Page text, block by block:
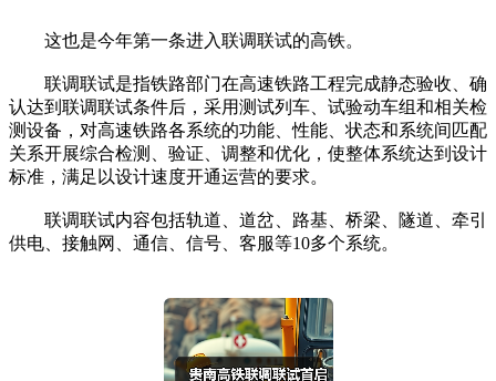
这也是今年第一条进入联调联试的高铁。
联调联试是指铁路部门在高速铁路工程完成静态验收、确
认达到联调联试条件后，采用测试列车、试验动车组和相关检
测设备，对高速铁路各系统的功能、性能、状态和系统间匹配
关系开展综合检测、验证、调整和优化，使整体系统达到设计
标准，满足以设计速度开通运营的要求。
联调联试内容包括轨道、道岔、路基、桥梁、隧道、牵引
供电、接触网、通信、信号、客服等10多个系统。